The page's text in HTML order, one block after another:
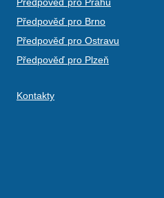
Předpověď pro Brno
Předpověď pro Ostravu
Předpověď pro Plzeň
Kontakty